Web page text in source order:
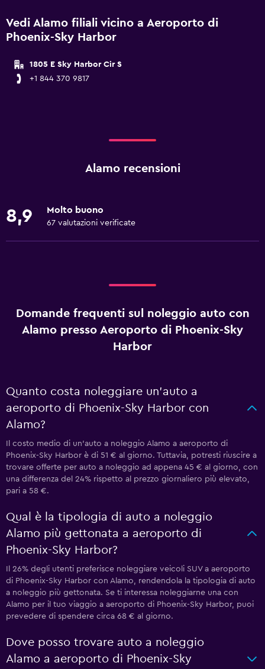
Vedi Alamo filiali vicino a Aeroporto di
Phoenix-Sky Harbor
1805 E Sky Harbor Cir S
+1 844 370 9817
Alamo recensioni
8,9 Molto buono
67 valutazioni verificate
Domande frequenti sul noleggio auto con
Alamo presso Aeroporto di Phoenix-Sky
Harbor
Quanto costa noleggiare un'auto a
aeroporto di Phoenix-Sky Harbor con
Alamo?
Il costo medio di un'auto a noleggio Alamo a aeroporto di
Phoenix-Sky Harbor è di 51 € al giorno. Tuttavia, potresti riuscire a
trovare offerte per auto a noleggio ad appena 45 € al giorno, con
una differenza del 24% rispetto al prezzo giornaliero più elevato,
pari a 58 €.
Qual è la tipologia di auto a noleggio
Alamo più gettonata a aeroporto di
Phoenix-Sky Harbor?
Il 26% degli utenti preferisce noleggiare veicoli SUV a aeroporto
di Phoenix-Sky Harbor con Alamo, rendendola la tipologia di auto
a noleggio più gettonata. Se ti interessa noleggiarne una con
Alamo per il tuo viaggio a aeroporto di Phoenix-Sky Harbor, puoi
prevedere di spendere circa 68 € al giorno.
Dove posso trovare auto a noleggio
Alamo a aeroporto di Phoenix-Sky